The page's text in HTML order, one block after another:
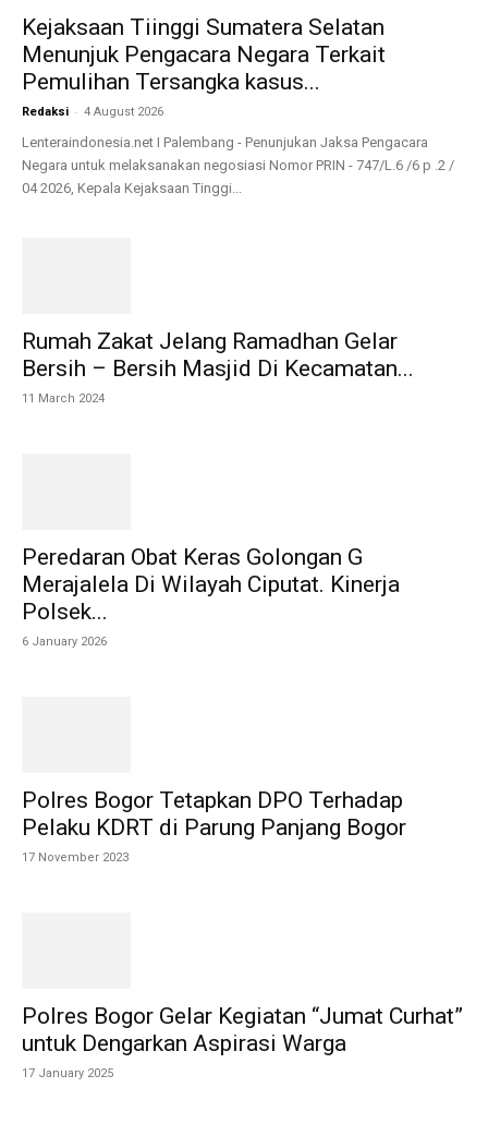
Kejaksaan Tiinggi Sumatera Selatan
Menunjuk Pengacara Negara Terkait
Pemulihan Tersangka kasus...
Redaksi - 4 August 2026
Lenteraindonesia.net I Palembang - Penunjukan Jaksa Pengacara
Negara untuk melaksanakan negosiasi Nomor PRIN - 747/L.6 /6 p .2 /
04 2026, Kepala Kejaksaan Tinggi...
Rumah Zakat Jelang Ramadhan Gelar
Bersih – Bersih Masjid Di Kecamatan...
11 March 2024
Peredaran Obat Keras Golongan G
Merajalela Di Wilayah Ciputat. Kinerja
Polsek...
6 January 2026
Polres Bogor Tetapkan DPO Terhadap
Pelaku KDRT di Parung Panjang Bogor
17 November 2023
Polres Bogor Gelar Kegiatan “Jumat Curhat”
untuk Dengarkan Aspirasi Warga
17 January 2025